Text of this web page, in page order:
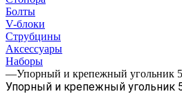
Болты
V-блоки
Струбцины
Аксессуары
Наборы
—Упорный и крепежный угольник
Упорный и крепежный угольник